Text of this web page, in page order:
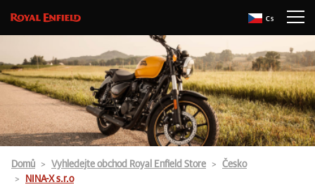
Cs
Domů Vyhledejte obchod Royal Enfield Store
Česko
NINA-X s.r.o